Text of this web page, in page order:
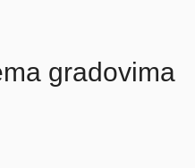
gradovima